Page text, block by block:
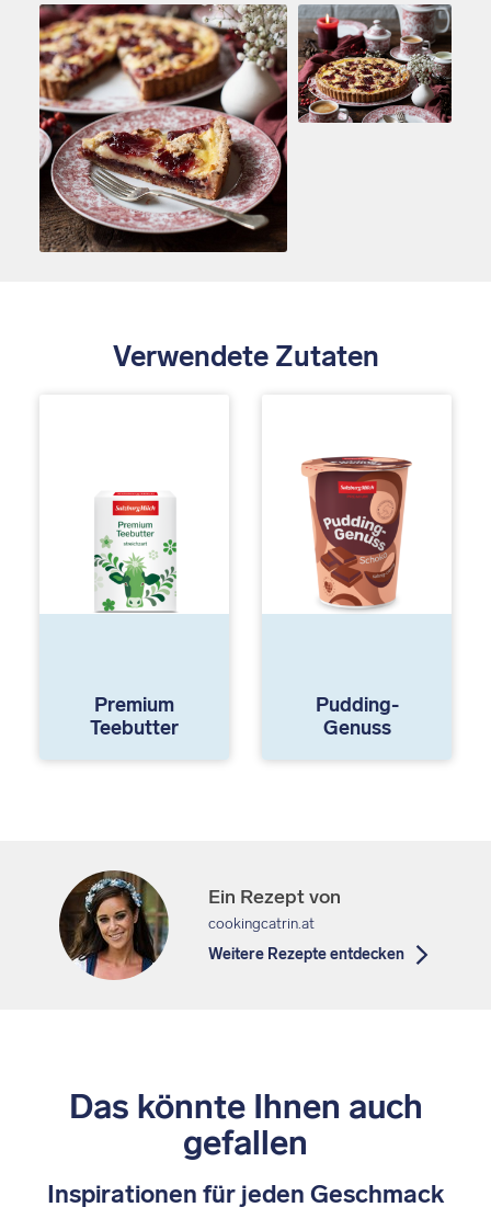
Verwendete Zutaten
Premium
Teebutter
Pudding-
Genuss
Ein Rezept von
cookingcatrin.at
Weitere Rezepte entdecken
Das könnte Ihnen auch
gefallen
Inspirationen für jeden Geschmack